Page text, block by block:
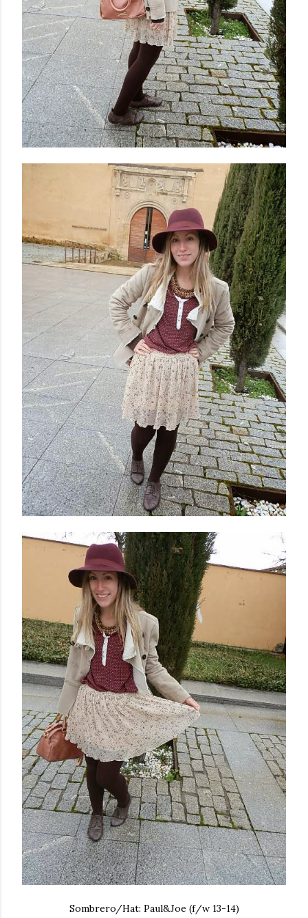
Sombrero/Hat: Paul&Joe (f/w 13-14)